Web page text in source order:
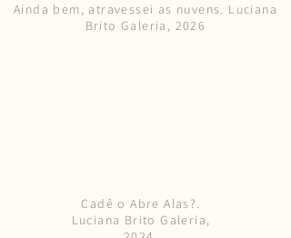
Ainda bem, atravessei as nuvens. Luciana
Brito Galeria, 2026
Cadê o Abre Alas?.
Luciana Brito Galeria,